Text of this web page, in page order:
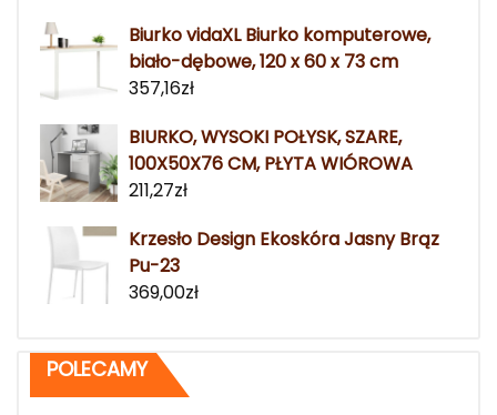
Biurko vidaXL Biurko komputerowe,
biało-dębowe, 120 x 60 x 73 cm
357,16zł
BIURKO, WYSOKI POŁYSK, SZARE,
100X50X76 CM, PŁYTA WIÓROWA
211,27zł
Krzesło Design Ekoskóra Jasny Brąz
Pu-23
369,00zł
POLECAMY